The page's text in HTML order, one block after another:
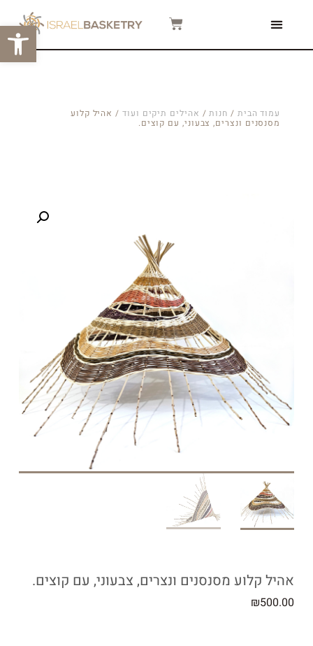
עמוד הבית / חנות/ אהילים תיקים ועוד / אהיל קלוע
מסנסנים ונצרים, צבעוני, עם קוצים.
אהיל קלוע מסנסנים ונצרים, צבעוני, עם קוצים.
₪500.00
פתח